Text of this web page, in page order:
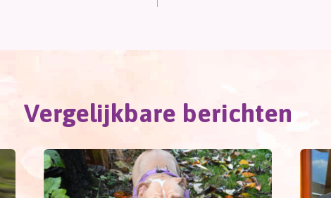
Vergelijkbare berichten